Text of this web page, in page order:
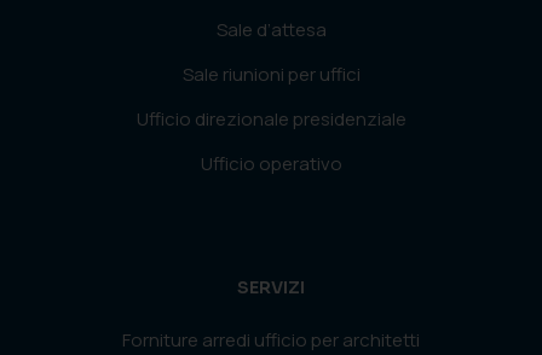
Sale d’attesa
Sale riunioni per uffici
Ufficio direzionale presidenziale
Ufficio operativo
SERVIZI
Forniture arredi ufficio per architetti